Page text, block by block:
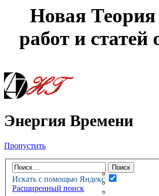
Новая Теория
работ и
Энергия Времени
Пропустить
Искать с помощью Яндекс
Расширенный поиск
НОВАЯ ТЕОРИЯФОРУМ
НОВЫЕ